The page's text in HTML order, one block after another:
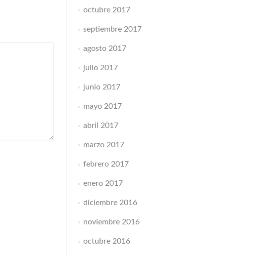
octubre 2017
septiembre 2017
agosto 2017
julio 2017
junio 2017
mayo 2017
abril 2017
marzo 2017
febrero 2017
enero 2017
diciembre 2016
noviembre 2016
octubre 2016